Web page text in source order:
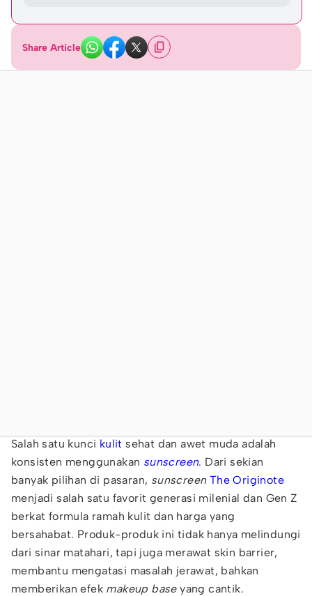
Share Article
Salah satu kunci kulit sehat dan awet muda adalah
konsisten menggunakan sunscreen. Dari sekian
banyak pilihan di pasaran, sunscreen The Originote
menjadi salah satu favorit generasi milenial dan Gen Z
berkat formula ramah kulit dan harga yang
bersahabat. Produk-produk ini tidak hanya melindungi
dari sinar matahari, tapi juga merawat skin barrier,
membantu mengatasi masalah jerawat, bahkan
memberikan efek makeup baseyang cantik.